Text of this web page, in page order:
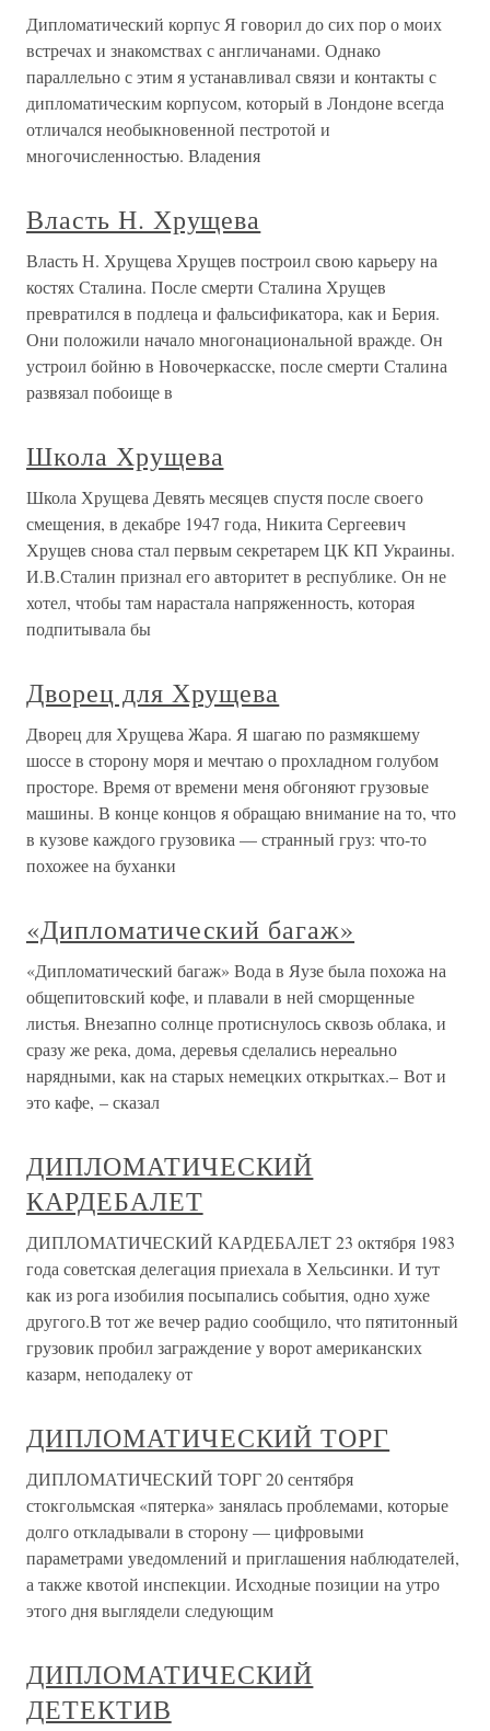
Дипломатический корпус Я говорил до сих пор о моих
встречах и знакомствах с англичанами. Однако
параллельно с этим я устанавливал связи и контакты с
дипломатическим корпусом, который в Лондоне всегда
отличался необыкновенной пестротой и
многочисленностью. Владения
Власть Н. Хрущева
Власть Н. Хрущева Хрущев построил свою карьеру на
костях Сталина. После смерти Сталина Хрущев
превратился в подлеца и фальсификатора, как и Берия.
Они положили начало многонациональной вражде. Он
устроил бойню в Новочеркасске, после смерти Сталина
развязал побоище в
Школа Хрущева
Школа Хрущева Девять месяцев спустя после своего
смещения, в декабре 1947 года, Никита Сергеевич
Хрущев снова стал первым секретарем ЦК КП Украины.
И.В.Сталин признал его авторитет в республике. Он не
хотел, чтобы там нарастала напряженность, которая
подпитывала бы
Дворец для Хрущева
Дворец для Хрущева Жара. Я шагаю по размякшему
шоссе в сторону моря и мечтаю о прохладном голубом
просторе. Время от времени меня обгоняют грузовые
машины. В конце концов я обращаю внимание на то, что
в кузове каждого грузовика — странный груз: что-то
похожее на буханки
«Дипломатический багаж»
«Дипломатический багаж» Вода в Яузе была похожа на
общепитовский кофе, и плавали в ней сморщенные
листья. Внезапно солнце протиснулось сквозь облака, и
сразу же река, дома, деревья сделались нереально
нарядными, как на старых немецких открытках.– Вот и
это кафе, – сказал
ДИПЛОМАТИЧЕСКИЙ
КАРДЕБАЛЕТ
ДИПЛОМАТИЧЕСКИЙ КАРДЕБАЛЕТ 23 октября 1983
года советская делегация приехала в Хельсинки. И тут
как из рога изобилия посыпались события, одно хуже
другого.В тот же вечер радио сообщило, что пятитонный
грузовик пробил заграждение у ворот американских
казарм, неподалеку от
ДИПЛОМАТИЧЕСКИЙ ТОРГ
ДИПЛОМАТИЧЕСКИЙ ТОРГ 20 сентября
стокгольмская «пятерка» занялась проблемами, которые
долго откладывали в сторону — цифровыми
параметрами уведомлений и приглашения наблюдателей,
а также квотой инспекции. Исходные позиции на утро
этого дня выглядели следующим
ДИПЛОМАТИЧЕСКИЙ
ДЕТЕКТИВ